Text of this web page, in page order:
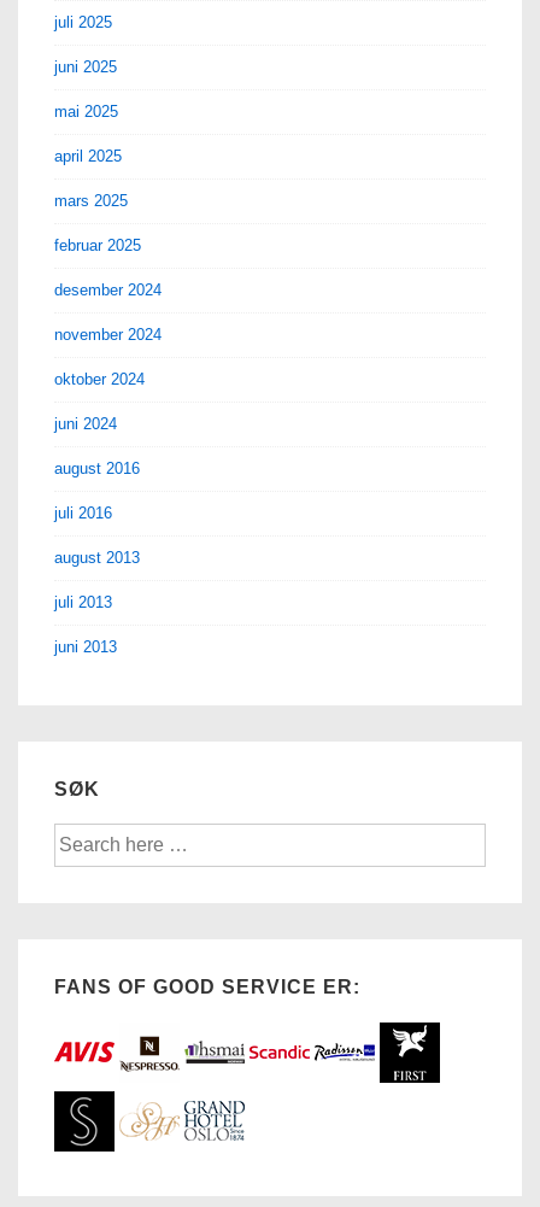
juli 2025
juni 2025
mai 2025
april 2025
mars 2025
februar 2025
desember 2024
november 2024
oktober 2024
juni 2024
august 2016
juli 2016
august 2013
juli 2013
juni 2013
SØK
Søk
etter:
FANS OF GOOD SERVICE ER: